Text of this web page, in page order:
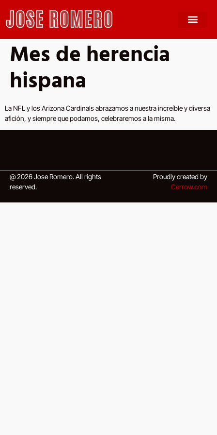
Mes de herencia
hispana
La NFL y los Arizona Cardinals abrazamos a nuestra increíble y diversa
afición, y siempre que podamos, celebraremos a la misma.
@ 2026 Jose Romero. All rights
reserved.
Proudly created by
Cerrow.com